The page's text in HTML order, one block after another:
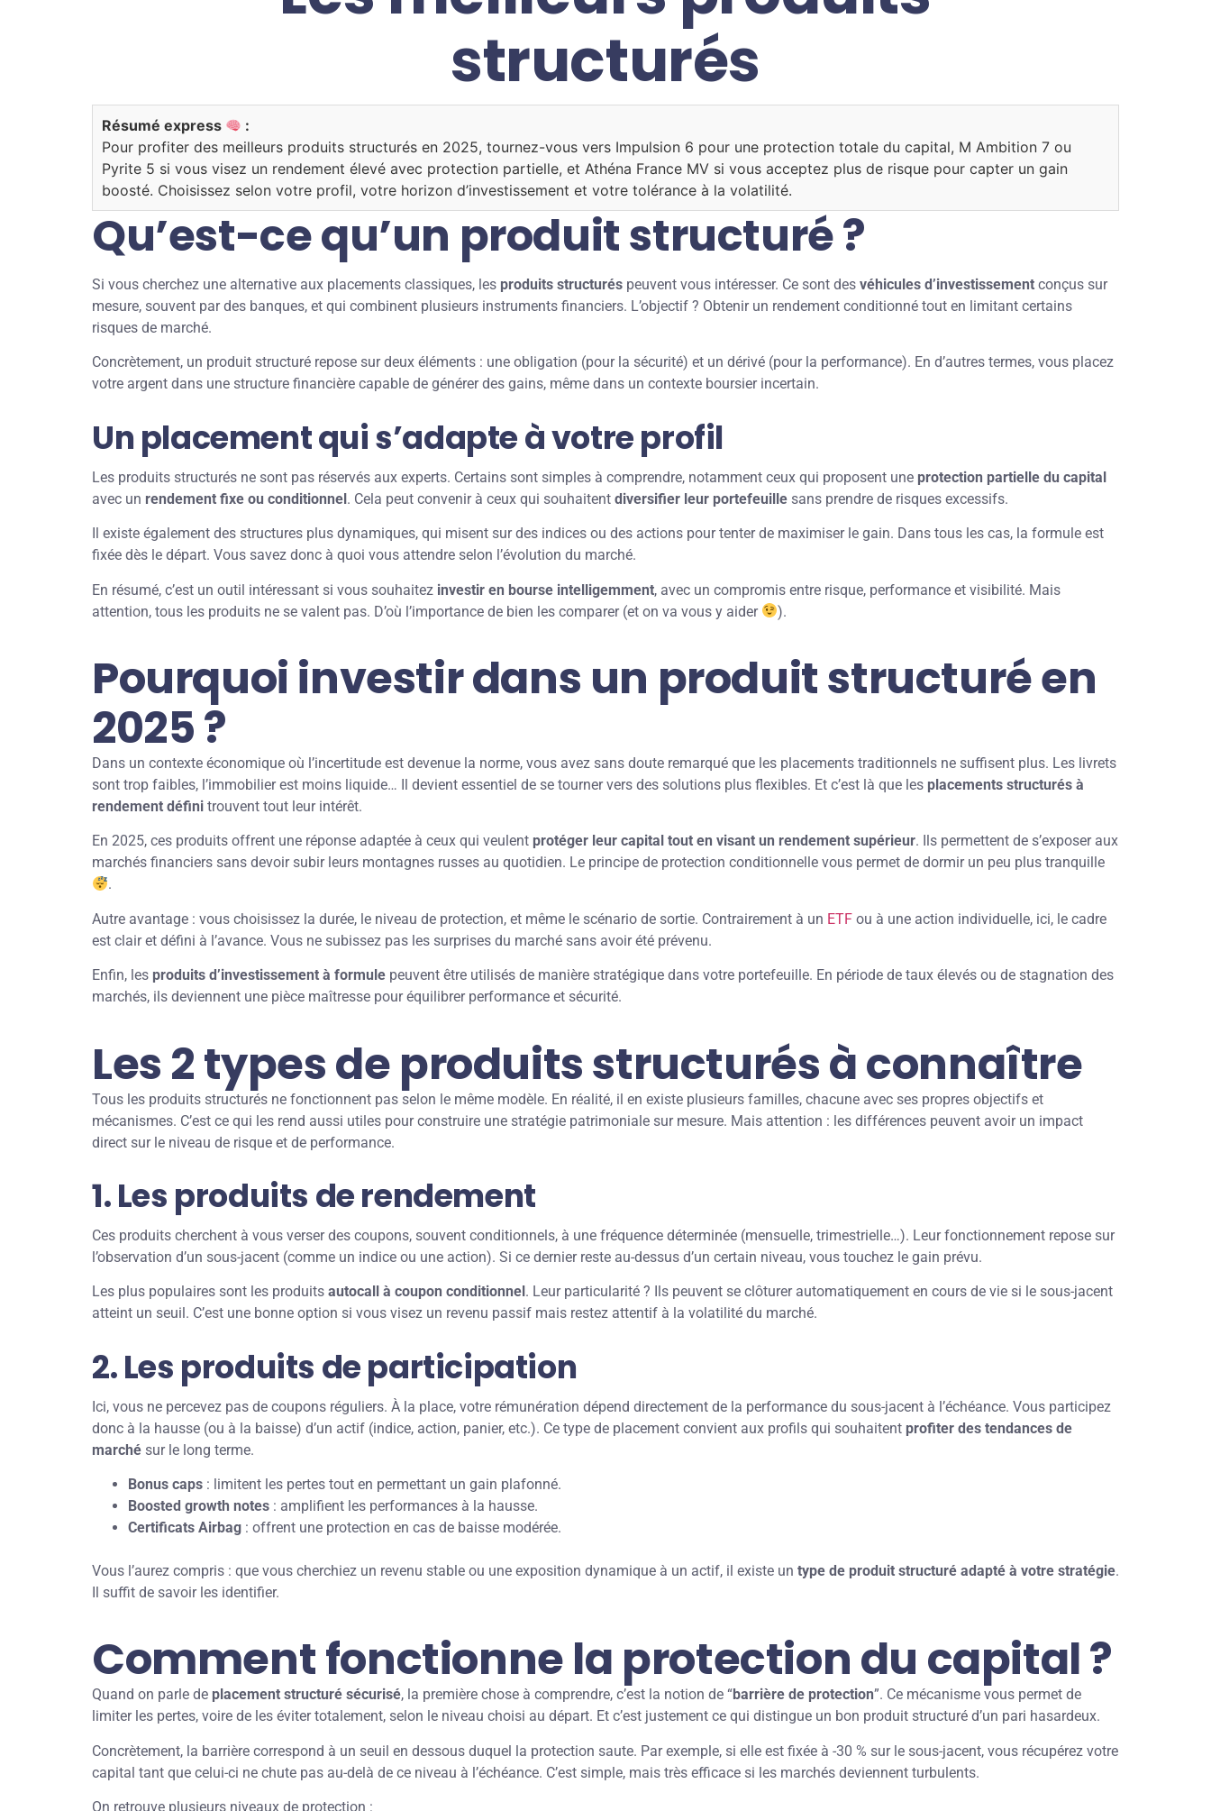
structurés
Résumé express
:
Pour profiter des meilleurs produits structurés en 2025, tournez-vous vers Impulsion 6 pour une protection totale du capital, M Ambition 7 ou
Pyrite 5 si vous visez un rendement élevé avec protection partielle, et Athéna France MV si vous acceptez plus de risque pour capter un gain
boosté. Choisissez selon votre profil, votre horizon d’investissement et votre tolérance à la volatilité.
Qu’est-ce qu’un produit structuré ?
Si vous cherchez une alternative aux placements classiques, les produits structurés peuvent vous intéresser. Ce sont des véhicules d’investissement conçus sur
mesure, souvent par des banques, et qui combinent plusieurs instruments financiers. L’objectif ? Obtenir un rendement conditionné tout en limitant certains
risques de marché.
Concrètement, un produit structuré repose sur deux éléments : une obligation (pour la sécurité) et un dérivé (pour la performance). En d’autres termes, vous placez
votre argent dans une structure financière capable de générer des gains, même dans un contexte boursier incertain.
Un placement qui s’adapte à votre profil
Les produits structurés ne sont pas réservés aux experts. Certains sont simples à comprendre, notamment ceux qui proposent une protection partielle du capital
avec un rendement fixe ou conditionnel. Cela peut convenir à ceux qui souhaitent diversifier leur portefeuille sans prendre de risques excessifs.
Il existe également des structures plus dynamiques, qui misent sur des indices ou des actions pour tenter de maximiser le gain. Dans tous les cas, la formule est
fixée dès le départ. Vous savez donc à quoi vous attendre selon l’évolution du marché.
En résumé, c’est un outil intéressant si vous souhaitez investir en bourse intelligemment, avec un compromis entre risque, performance et visibilité. Mais
attention, tous les produits ne se valent pas. D’où l’importance de bien les comparer (et on va vous y aider
).
Pourquoi investir dans un produit structuré en
2025 ?
Dans un contexte économique où l’incertitude est devenue la norme, vous avez sans doute remarqué que les placements traditionnels ne suffisent plus. Les livrets
sont trop faibles, l’immobilier est moins liquide… Il devient essentiel de se tourner vers des solutions plus flexibles. Et c’est là que les placements structurés à
rendement défini trouvent tout leur intérêt.
En 2025, ces produits offrent une réponse adaptée à ceux qui veulent protéger leur capital tout en visant un rendement supérieur. Ils permettent de s’exposer aux
marchés financiers sans devoir subir leurs montagnes russes au quotidien. Le principe de protection conditionnelle vous permet de dormir un peu plus tranquille
.
Autre avantage : vous choisissez la durée, le niveau de protection, et même le scénario de sortie. Contrairement à un ETF ou à une action individuelle, ici, le cadre
est clair et défini à l’avance. Vous ne subissez pas les surprises du marché sans avoir été prévenu.
Enfin, les produits d’investissement à formule peuvent être utilisés de manière stratégique dans votre portefeuille. En période de taux élevés ou de stagnation des
marchés, ils deviennent une pièce maîtresse pour équilibrer performance et sécurité.
Les 2 types de produits structurés à connaître
Tous les produits structurés ne fonctionnent pas selon le même modèle. En réalité, il en existe plusieurs familles, chacune avec ses propres objectifs et
mécanismes. C’est ce qui les rend aussi utiles pour construire une stratégie patrimoniale sur mesure. Mais attention : les différences peuvent avoir un impact
direct sur le niveau de risque et de performance.
1. Les produits de rendement
Ces produits cherchent à vous verser des coupons, souvent conditionnels, à une fréquence déterminée (mensuelle, trimestrielle…). Leur fonctionnement repose sur
l’observation d’un sous-jacent (comme un indice ou une action). Si ce dernier reste au-dessus d’un certain niveau, vous touchez le gain prévu.
Les plus populaires sont les produits autocall à coupon conditionnel . Leur particularité ? Ils peuvent se clôturer automatiquement en cours de vie si le sous-jacent
atteint un seuil. C’est une bonne option si vous visez un revenu passif mais restez attentif à la volatilité du marché.
2. Les produits de participation
Ici, vous ne percevez pas de coupons réguliers. À la place, votre rémunération dépend directement de la performance du sous-jacent à l’échéance. Vous participez
donc à la hausse (ou à la baisse) d’un actif (indice, action, panier, etc.). Ce type de placement convient aux profils qui souhaitent profiter des tendances de
marché sur le long terme.
Bonus caps : limitent les pertes tout en permettant un gain plafonné.
Boosted growth notes : amplifient les performances à la hausse.
Certificats Airbag : offrent une protection en cas de baisse modérée.
Vous l’aurez compris : que vous cherchiez un revenu stable ou une exposition dynamique à un actif, il existe un type de produit structuré adapté à votre stratégie.
Il suffit de savoir les identifier.
Comment fonctionne la protection du capital ?
Quand on parle de placement structuré sécurisé, la première chose à comprendre, c’est la notion de “barrière de protection”. Ce mécanisme vous permet de
limiter les pertes, voire de les éviter totalement, selon le niveau choisi au départ. Et c’est justement ce qui distingue un bon produit structuré d’un pari hasardeux.
Concrètement, la barrière correspond à un seuil en dessous duquel la protection saute. Par exemple, si elle est fixée à -30 % sur le sous-jacent, vous récupérez votre
capital tant que celui-ci ne chute pas au-delà de ce niveau à l’échéance. C’est simple, mais très efficace si les marchés deviennent turbulents.
On retrouve plusieurs niveaux de protection :